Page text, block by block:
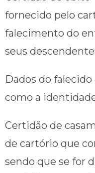
fornecido pelo
falecimento do
seus
Dados do
como a
Certidão de
de cartório que
sendo que se for